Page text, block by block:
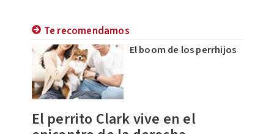
Te recomendamos
El boom de los perrhijos
El perrito Clark vive en el